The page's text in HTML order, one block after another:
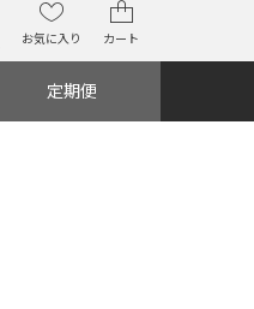
お気に入り カート
定期便